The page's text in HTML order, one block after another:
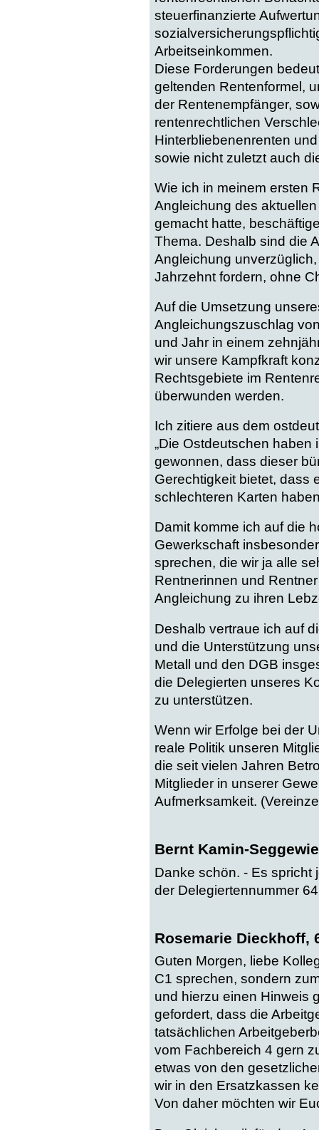
steuerfinanzierte
Arbeitseinkommen.
Diese Forderungen
geltenden Rentenformel,
der Rentenempfänger,
rentenrechtlichen
Hinterbliebenenrenten
sowie nicht zuletzt auch
Wie ich in meinem ersten
Angleichung des
gemacht hatte,
Thema. Deshalb sind die
Angleichung
Jahrzehnt fordern, ohne
Auf die Umsetzung
Angleichungszuschlag
und Jahr in einem
wir unsere Kampfkraft
Rechtsgebiete im
überwunden werden.
Ich zitiere aus dem
„Die Ostdeutschen
gewonnen, dass dieser
Gerechtigkeit bietet, dass
schlechteren Karten
Damit komme ich auf die
Gewerkschaft
sprechen, die wir ja alle
Rentnerinnen und
Angleichung zu ihren
Deshalb vertraue ich auf
und die Unterstützung
Metall und den DGB
die Delegierten unseres
zu unterstützen.
Wenn wir Erfolge bei der
reale Politik unseren
die seit vielen Jahren
Mitglieder in unserer
Aufmerksamkeit.
Bernt Kamin-
Danke schön. - Es spricht
der Delegiertennummer
Rosemarie Dieckhoff,
Guten Morgen, liebe
C1 sprechen, sondern
und hierzu einen Hinweis
gefordert, dass die
tatsächlichen
vom Fachbereich 4 gern
etwas von den
wir in den Ersatzkassen
Von daher möchten wir